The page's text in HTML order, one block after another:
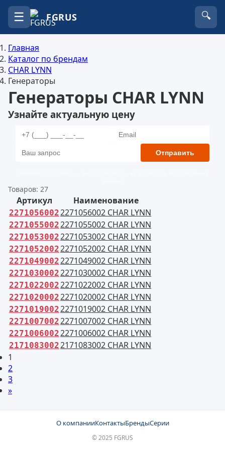
☰ FGRUS 🔍
Главная
Каталог по брендам
CHAR LYNN
Генераторы
Генераторы CHAR LYNN
Узнайте актуальную цену
Отправить
Товаров: 27
Артикул Наименование
22710560022271056002 CHAR LYNN
22710550022271055002 CHAR LYNN
22710530022271053002 CHAR LYNN
22710520022271052002 CHAR LYNN
22710490022271049002 CHAR LYNN
22710300022271030002 CHAR LYNN
22710220022271022002 CHAR LYNN
22710200022271020002 CHAR LYNN
22710190022271019002 CHAR LYNN
22710070022271007002 CHAR LYNN
22710060022271006002 CHAR LYNN
21710830022171083002 CHAR LYNN
1
2
3
»
О компанииКонтактыБрендыСерии
© 2025 FGRUS